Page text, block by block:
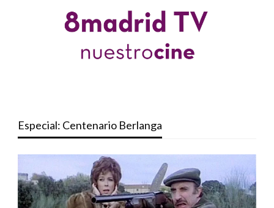
Especial: Centenario Berlanga